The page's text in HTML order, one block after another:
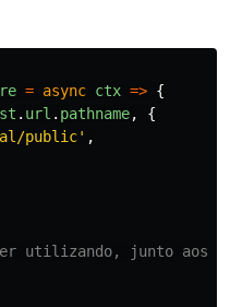
= async ctx => {
. url . pathname,
{
public' ,
utilizando, junto aos